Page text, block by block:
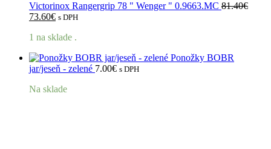
Victorinox Rangergrip 78 " Wenger " 0.9663.MC 81.40€
Pôvodná
bola:
73.60€Aktuálna
je:
s DPH
1 na sklade .
Ponožky BOBR
jar/jeseň - zelené 7.00€ s DPH
Na sklade